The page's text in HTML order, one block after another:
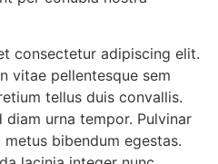
consectetur adipiscing elit.
vitae pellentesque sem
tellus duis convallis.
diam urna tempor. Pulvinar
bibendum egestas.